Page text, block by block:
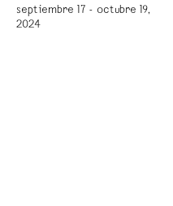
septiembre 17 - octubre 19,
2024